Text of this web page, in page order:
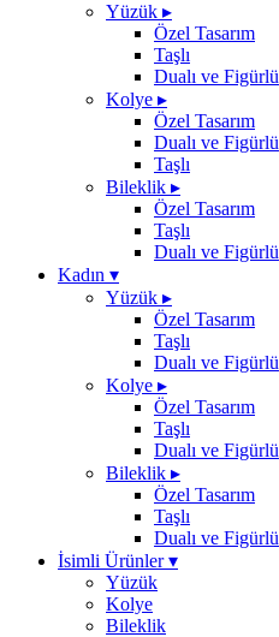
Yüzük ▸
Özel Tasarım
Taşlı
Dualı ve Figürlü
Kolye ▸
Özel Tasarım
Dualı ve Figürlü
Taşlı
Bileklik ▸
Özel Tasarım
Taşlı
Dualı ve Figürlü
Kadın ▾
Yüzük ▸
Özel Tasarım
Taşlı
Dualı ve Figürlü
Kolye ▸
Özel Tasarım
Taşlı
Dualı ve Figürlü
Bileklik ▸
Özel Tasarım
Taşlı
Dualı ve Figürlü
İsimli Ürünler▾
Yüzük
Kolye
Bileklik